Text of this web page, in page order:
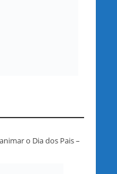
o Dia dos Pais –